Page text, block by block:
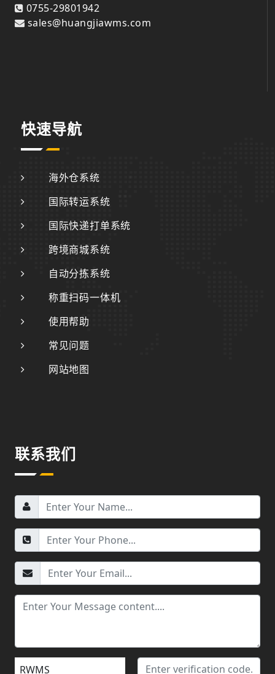
0755-29801942
sales@huangjiawms.com
快速导航
海外仓系统
国际转运系统
国际快递打单系统
跨境商城系统
自动分拣系统
称重扫码一体机
使用帮助
常见问题
网站地图
联系我们
RWMS